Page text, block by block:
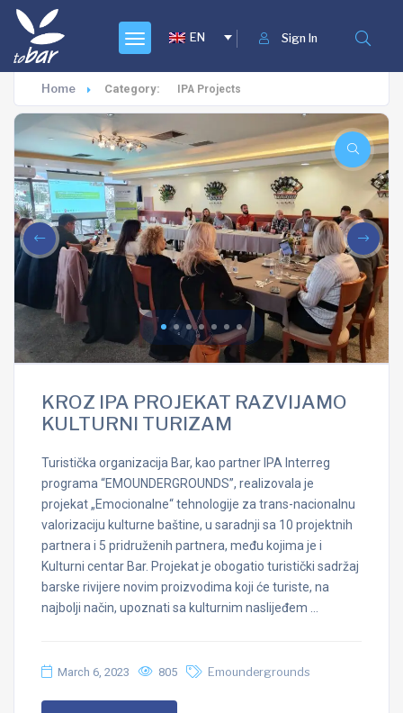
Sign In
EN
Home Category: IPA Projects
KROZ IPA PROJEKAT RAZVIJAMO
KULTURNI TURIZAM
Turistička organizacija Bar, kao partner IPA Interreg
programa “EMOUNDERGROUNDS”, realizovala je
projekat „Emocionalne“ tehnologije za trans-nacionalnu
valorizaciju kulturne baštine, u saradnji sa 10 projektnih
partnera i 5 pridruženih partnera, među kojima je i
Kulturni centar Bar. Projekat je obogatio turistički sadržaj
barske rivijere novim proizvodima koji će turiste, na
najbolji način, upoznati sa kulturnim naslijeđem …
March 6, 2023 805 Emoundergrounds